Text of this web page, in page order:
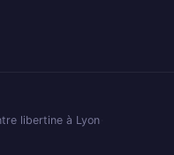
libertine à Lyon